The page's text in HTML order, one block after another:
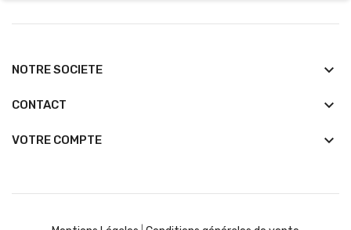
NOTRE SOCIETE keyboard_arrow_down
CONTACT keyboard_arrow_down
VOTRE COMPTE 